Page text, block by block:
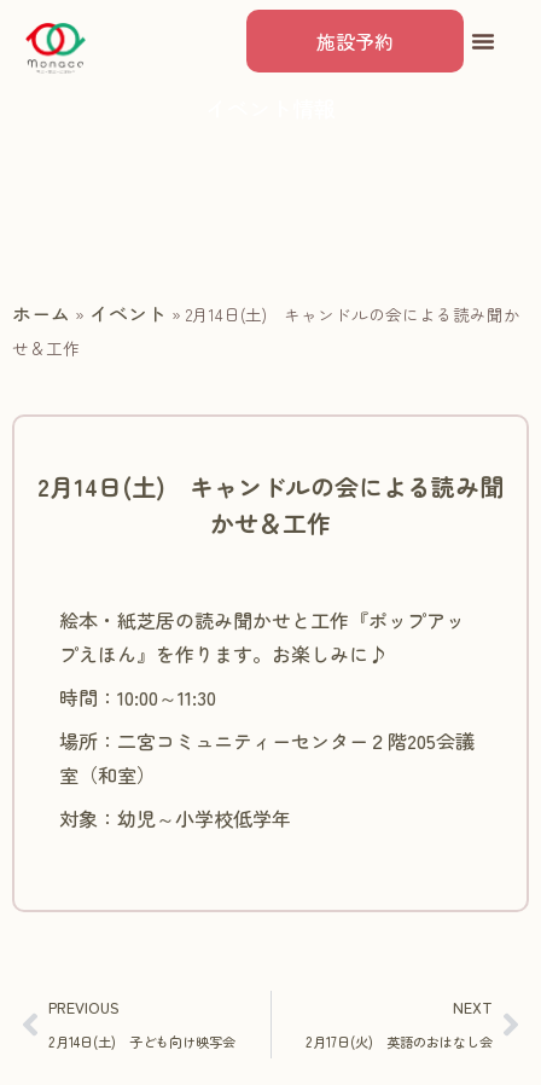
施設予約
ホーム » イベント » 2月14日(土) キャンドルの会による読み聞か
せ＆工作
2月14日(土) キャンドルの会による読み聞
かせ＆工作
絵本・紙芝居の読み聞かせと工作『ポップアッ
プえほん』を作ります。お楽しみに♪
時間：10:00～11:30
場所：二宮コミュニティーセンター２階205会議
室（和室）
対象：幼児～小学校低学年
PREVIOUS
2月14日(土) 子ども向け映写会
NEXT
2月17日(火) 英語のおはなし会